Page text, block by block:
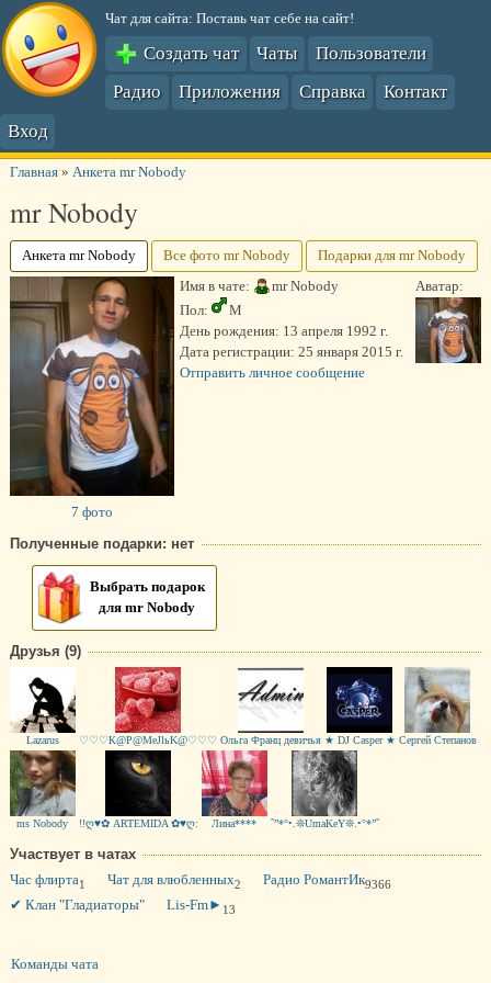
Чат для сайта: Поставь чат себе на сайт!
Создать чат Чаты
Пользователи
Радио
Приложения Справка
Контакт
Вход
Главная» Анкета mr Nobody
mr Nobody
Анкета mr Nobody Все фото mr Nobody
Подарки для mr Nobody
Аватар:
7 фото
Имя в чате:
mr Nobody
Пол:
М
День рождения: 13 апреля 1992 г.
Дата регистрации: 25 января 2015 г.
Отправить личное сообщение
Полученные подарки: нет
Выбрать подарок
для mr Nobody
Друзья (9)
Lazarus ♡♡♡К@Р@MeJlьK@♡♡♡ Ольга Франц девичья ★ DJ Casper ★ Сергей Степанов
ms Nobody !!ღ♥✿ ARTEMIDA ✿♥ღ: Лина**** ˜”*°•.❊UmaKeY❊.•°*”˜
Участвует в чатах
Час флирта1 Чат для влюбленных2 Радио РомантИк9366
✔ Клан "Гладиаторы" Lis-Fm► 13
Команды чата